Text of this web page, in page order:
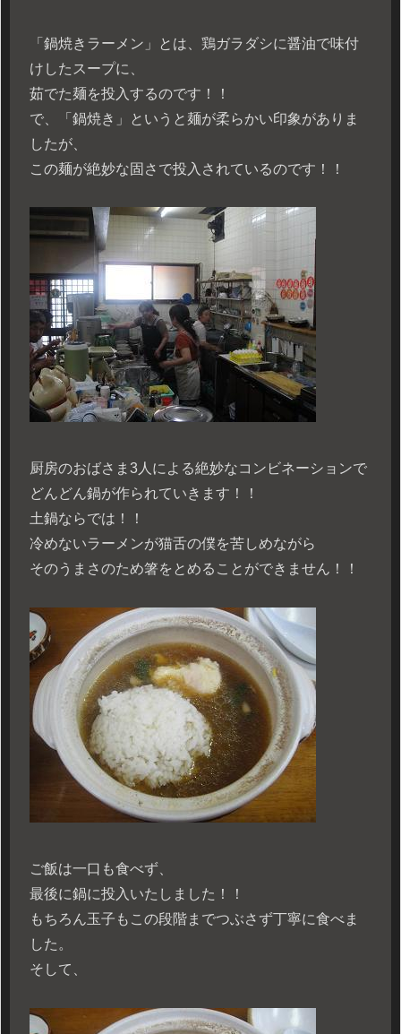
「鍋焼きラーメン」とは、鶏ガラダシに醤油で味付
けしたスープに、
茹でた麺を投入するのです！！
で、「鍋焼き」というと麺が柔らかい印象がありま
したが、
この麺が絶妙な固さで投入されているのです！！
厨房のおばさま3人による絶妙なコンビネーションで
どんどん鍋が作られていきます！！
土鍋ならでは！！
冷めないラーメンが猫舌の僕を苦しめながら
そのうまさのため箸をとめることができません！！
ご飯は一口も食べず、
最後に鍋に投入いたしました！！
もちろん玉子もこの段階までつぶさず丁寧に食べま
した。
そして、